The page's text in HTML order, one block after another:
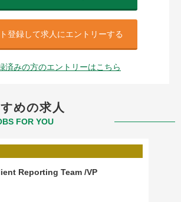
登録して求人にエントリーする
済みの方のエントリーはこちら
めの求人
FOR YOU
Reporting Team /VP